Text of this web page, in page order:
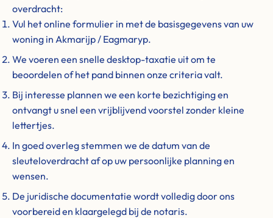
overdracht:
Vul het online formulier in met de basisgegevens van uw
woning in Akmarijp / Eagmaryp.
We voeren een snelle desktop-taxatie uit om te
beoordelen of het pand binnen onze criteria valt.
Bij interesse plannen we een korte bezichtiging en
ontvangt u snel een vrijblijvend voorstel zonder kleine
lettertjes.
In goed overleg stemmen we de datum van de
sleuteloverdracht af op uw persoonlijke planning en
wensen.
De juridische documentatie wordt volledig door ons
voorbereid en klaargelegd bij de notaris.